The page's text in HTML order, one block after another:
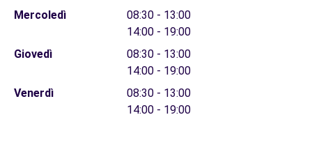
Mercoledì
08:30 - 13:00
14:00 - 19:00
Giovedì
08:30 - 13:00
14:00 - 19:00
Venerdì
08:30 - 13:00
14:00 - 19:00